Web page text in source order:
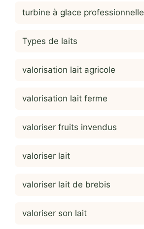
turbine à glace professionnelle
Types de laits
valorisation lait agricole
valorisation lait ferme
valoriser fruits invendus
valoriser lait
valoriser lait de brebis
valoriser son lait